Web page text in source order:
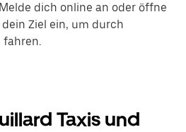
dich online an oder öffne
Ziel ein, um durch
fahren.
Taxis und